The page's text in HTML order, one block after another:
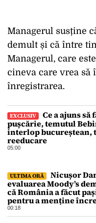
Managerul susține
demult și că între
Managerul, care
cineva care vrea să
înregistrarea.
EXCLUSIV
Ce a ajuns să
pușcărie, temutul
interlop bucureștean,
reeducare
05:00
ULTIMA ORĂ
Nicușor
evaluarea Moody’s
că România a făcut
pentru a menține
investitorilor: „Totuși,
perspectiva rămâne
00:18